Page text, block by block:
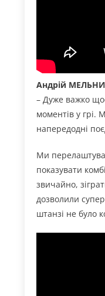
Андрій
– Дуже важко
моментів у грі.
напередодні
Ми
показувати
звичайно,
дозволили
штанзі не було